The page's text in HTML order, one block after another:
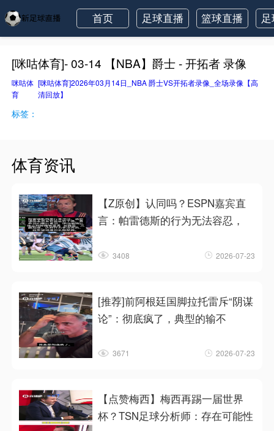
首页 足球直播 篮球直播
[咪咕体育]- 03-14 【NBA】爵士 - 开拓者 录像
咪咕体
育
[咪咕体育]2026年03月14日_NBA 爵士VS开拓者录像_全场录像【高
清回放】
标签：
体育资讯
【Z原创】认同吗？ESPN嘉宾直
言：帕雷德斯的行为无法容忍，
3408 2026-07-23
[推荐]前阿根廷国脚拉托雷斥“阴谋
论”：彻底疯了，典型的输不
3671 2026-07-23
【点赞梅西】梅西再踢一届世界
杯？TSN足球分析师：存在可能性